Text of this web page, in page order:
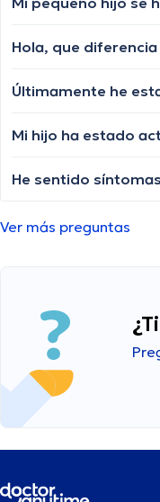
Hola, que
He sentido
Ver más preguntas